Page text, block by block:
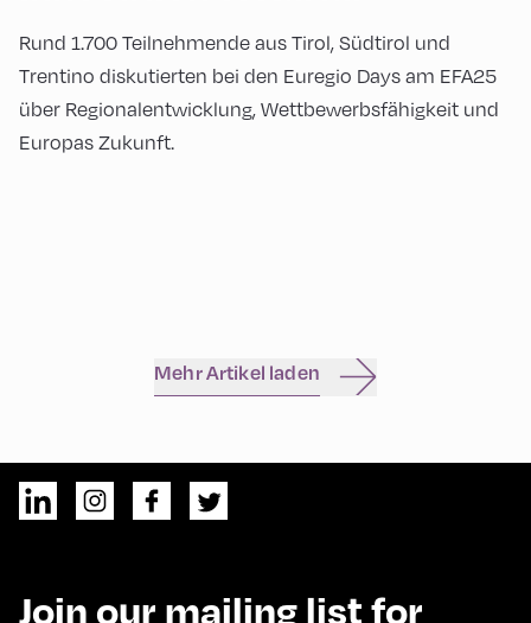
Rund 1.700 Teilnehmende aus Tirol, Südtirol und
Trentino diskutierten bei den Euregio Days am EFA25
über Regionalentwicklung, Wettbewerbsfähigkeit und
Europas Zukunft.
Mehr Artikel laden
Join our mailing list for